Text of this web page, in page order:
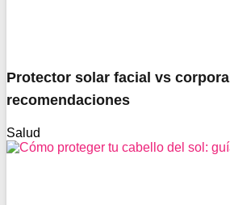
Protector solar facial vs
recomendaciones
Salud